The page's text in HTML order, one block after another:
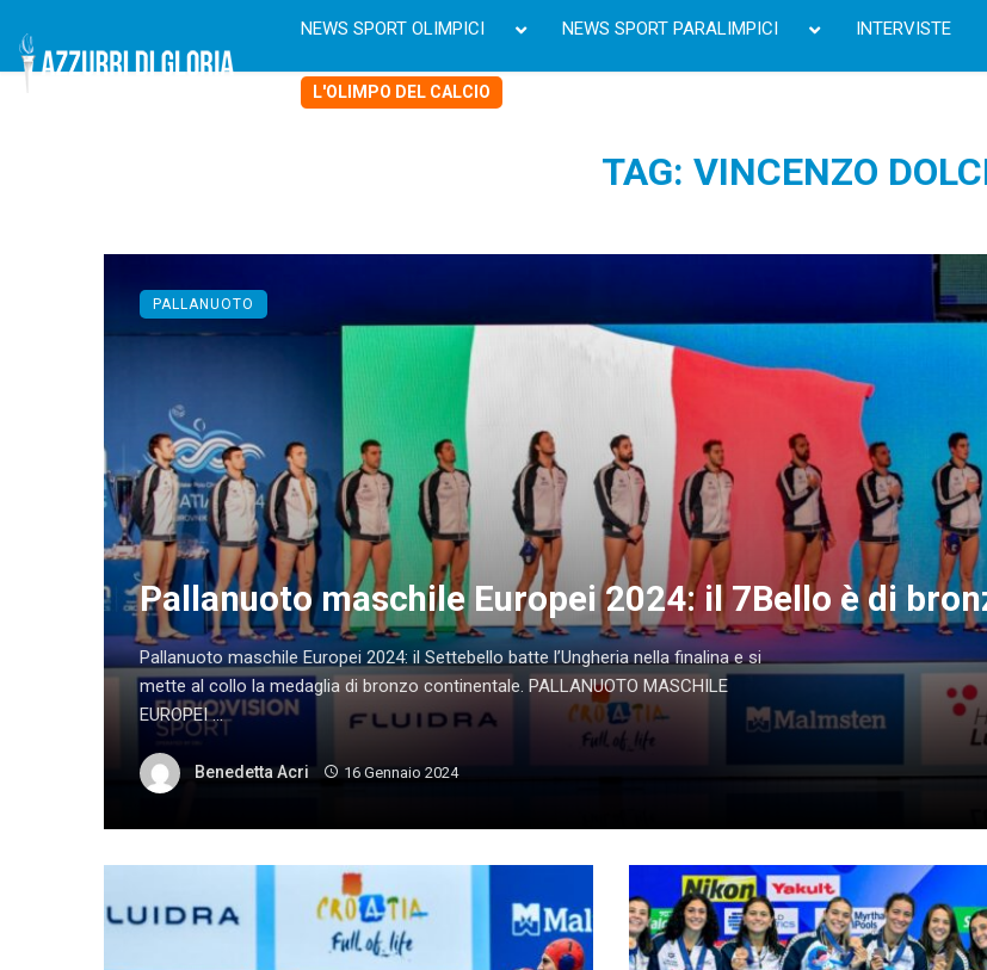
NEWS SPORT OLIMPICI NEWS SPORT PARALIMPICI INTERVISTE
L'OLIMPO DEL CALCIO
TAG: VINCENZO
Pallanuoto maschile Europei 2024: il 7Bello è di
Pallanuoto maschile Europei 2024: il Settebello batte l’Ungheria nella finalina e si
mette al collo la medaglia di bronzo continentale. PALLANUOTO MASCHILE
EUROPEI ...
Benedetta Acri 16 Gennaio 2024
PALLANUOTO